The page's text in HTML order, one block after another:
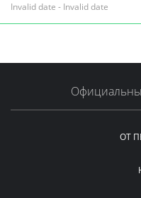
Invalid date - Invalid date
ОТ